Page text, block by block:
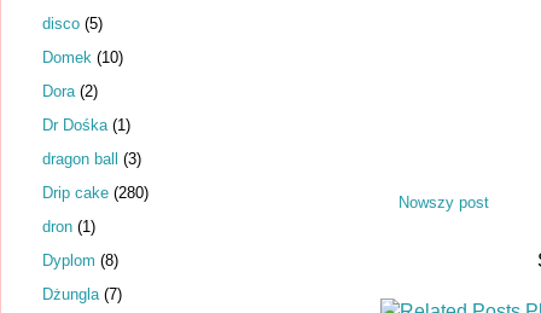
Nowszy post
disco (5)
Domek (10)
Dora (2)
Dr Dośka (1)
dragon ball (3)
Drip cake (280)
dron (1)
Dyplom (8)
Dżungla (7)